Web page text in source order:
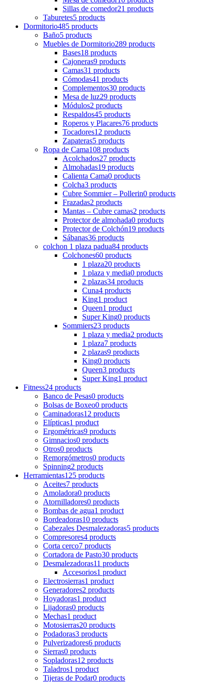
Sillas de comedor21 products
Taburetes5 products
Dormitorio485 products
Baño5 products
Muebles de Dormitorio289 products
Bases18 products
Cajoneras9 products
Camas31 products
Cómodas41 products
Complementos30 products
Mesa de luz29 products
Módulos2 products
Respaldos45 products
Roperos y Placares76 products
Tocadores12 products
Zapateras5 products
Ropa de Cama108 products
Acolchados27 products
Almohadas19 products
Calienta Cama0 products
Colcha3 products
Cubre Sommier – Pollerin0 products
Frazadas2 products
Mantas – Cubre camas2 products
Protector de almohada0 products
Protector de Colchón19 products
Sábanas36 products
colchon 1 plaza padua84 products
Colchones60 products
1 plaza20 products
1 plaza y media0 products
2 plazas34 products
Cuna4 products
King1 product
Queen1 product
Super King0 products
Sommiers23 products
1 plaza y media2 products
1 plaza7 products
2 plazas9 products
King0 products
Queen3 products
Super King1 product
Fitness24 products
Banco de Pesas0 products
Bolsas de Boxeo0 products
Caminadoras12 products
Elípticas1 product
Ergométricas9 products
Gimnacios0 products
Otros0 products
Remorgómetros0 products
Spinning2 products
Herramientas125 products
Aceites7 products
Amoladora0 products
Atornilladores0 products
Bombas de agua1 product
Bordeadoras10 products
Cabezales Desmalezadoras5 products
Compresores4 products
Corta cerco7 products
Cortadora de Pasto30 products
Desmalezadoras11 products
Accesorios1 product
Electrosierras1 product
Generadores2 products
Hoyadoras1 product
Lijadoras0 products
Mechas1 product
Motosierras20 products
Podadoras3 products
Pulverizadores6 products
Sierras0 products
Sopladoras12 products
Taladros1 product
Tijeras de Podar0 products